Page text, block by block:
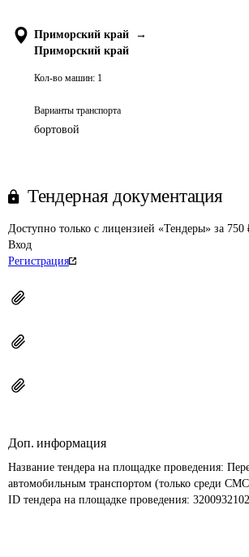
Приморский край
→
Приморский край
Кол-во машин: 1
Варианты транспорта
бортовой
Тендерная документация
Доступно только с лицензией «Тендеры» за 750
Вход
Регистрация
Доп. информация
Название тендера на площадке проведения:
автомобильным транспортом (только среди
ID тендера на площадке проведения: